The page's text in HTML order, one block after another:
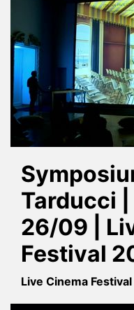
Tarducci |
26/09 |
Festival
Live Cinema Festival